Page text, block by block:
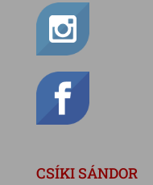
CSÍKI SÁNDOR